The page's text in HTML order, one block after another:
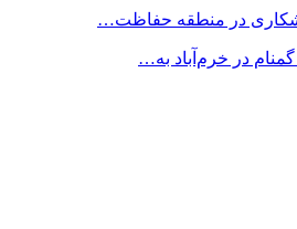
در منطقه حفاظت…
در خرم‌آباد به…